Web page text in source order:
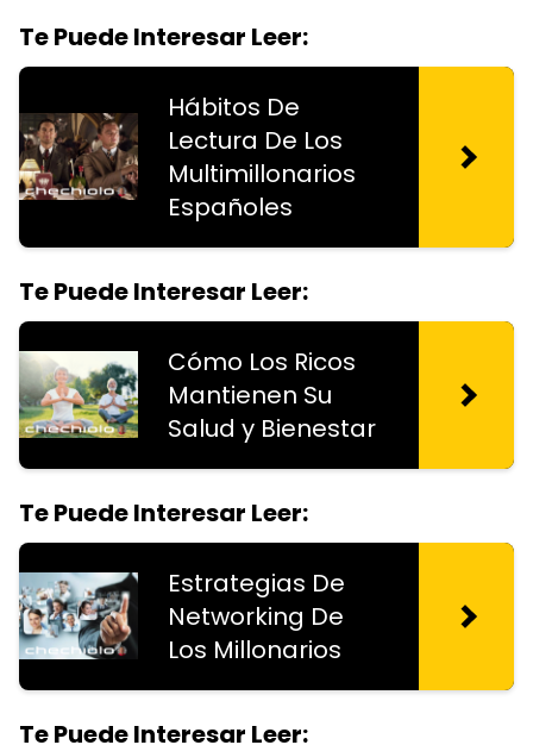
Te Puede Interesar Leer:
Hábitos De
Lectura De Los
Multimillonarios
Españoles
Te Puede Interesar Leer:
Cómo Los Ricos
Mantienen Su
Salud y Bienestar
Te Puede Interesar Leer:
Estrategias De
Networking De
Los Millonarios
Te Puede Interesar Leer: